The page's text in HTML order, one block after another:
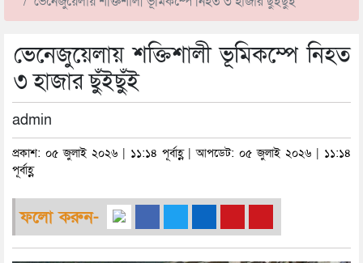
ভেনেজুয়েলায় শক্তিশালী ভূমিকম্পে নিহত
৩ হাজার ছুঁইছুঁই
admin
প্রকাশ: ০৫ জুলাই ২০২৬ | ১১:১৪ পূর্বাহ্ণ | আপডেট: ০৫ জুলাই ২০২৬ | ১১:১৪
পূর্বাহ্ণ
ফলো করুন-